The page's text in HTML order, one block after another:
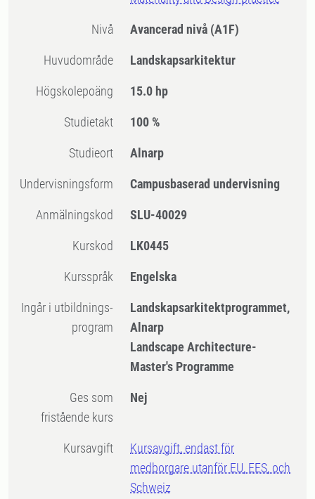
Nivå Avancerad nivå (A1F)
Huvudområde Landskapsarkitektur
högskolepoäng 15.0 hp
Studietakt 100 %
Studieort Alnarp
Undervisningsform Campusbaserad undervisning
Anmälningskod SLU-40029
Kurskod LK0445
Kursspråk Engelska
Ingår i utbildnings-
program
Landskapsarkitektprogrammet,
Alnarp
Landscape Architecture-
Master's Programme
Ges som
fristående kurs
Nej
Kursavgift
Kursavgift, endast för
medborgare utanför EU, EES, och
Schweiz